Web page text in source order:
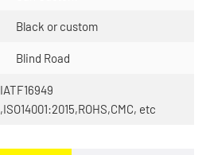
Black or custom
Blind Road
IATF16949
,ISO14001:2015,ROHS,CMC, etc